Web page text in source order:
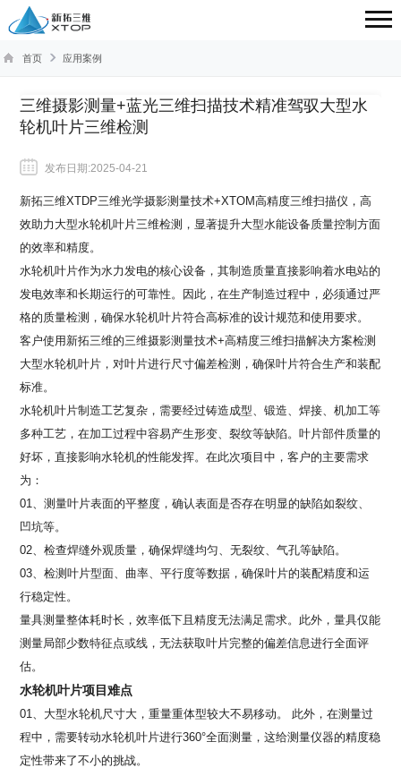
首页 应用案例
三维摄影测量+蓝光三维扫描技术精准驾驭大型水
轮机叶片三维检测
发布日期:2025-04-21
新拓三维XTDP三维光学摄影测量技术+XTOM高精度三维扫描仪，高
效助力大型水轮机叶片三维检测，显著提升大型水能设备质量控制方面
的效率和精度。
水轮机叶片作为水力发电的核心设备，其制造质量直接影响着水电站的
发电效率和长期运行的可靠性。因此，在生产制造过程中，必须通过严
格的质量检测，确保水轮机叶片符合高标准的设计规范和使用要求。
客户使用新拓三维的三维摄影测量技术+高精度三维扫描解决方案检测
大型水轮机叶片，对叶片进行尺寸偏差检测，确保叶片符合生产和装配
标准。
水轮机叶片制造工艺复杂，需要经过铸造成型、锻造、焊接、机加工等
多种工艺，在加工过程中容易产生形变、裂纹等缺陷。叶片部件质量的
好坏，直接影响水轮机的性能发挥。在此次项目中，客户的主要需求
为：
01、测量叶片表面的平整度，确认表面是否存在明显的缺陷如裂纹、
凹坑等。
02、检查焊缝外观质量，确保焊缝均匀、无裂纹、气孔等缺陷。
03、检测叶片型面、曲率、平行度等数据，确保叶片的装配精度和运
行稳定性。
量具测量整体耗时长，效率低下且精度无法满足需求。此外，量具仅能
测量局部少数特征点或线，无法获取叶片完整的偏差信息进行全面评
估。
水轮机叶片项目难点
01、大型水轮机尺寸大，重量重体型较大不易移动。 此外，在测量过
程中，需要转动水轮机叶片进行360°全面测量，这给测量仪器的精度稳
定性带来了不小的挑战。